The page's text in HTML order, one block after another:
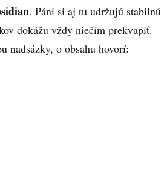
. Páni si aj tu udržujú stabilnú
dokážu vždy niečím prekvapiť.
nadsázky, o obsahu hovorí: